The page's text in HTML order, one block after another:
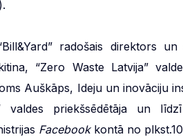
radošais direktors un
“Zero Waste Latvija”
Auškāps, Ideju un inovāciju
valdes priekšsēdētāja un
Facebookkontā no